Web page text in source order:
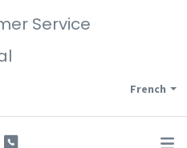
Service
French